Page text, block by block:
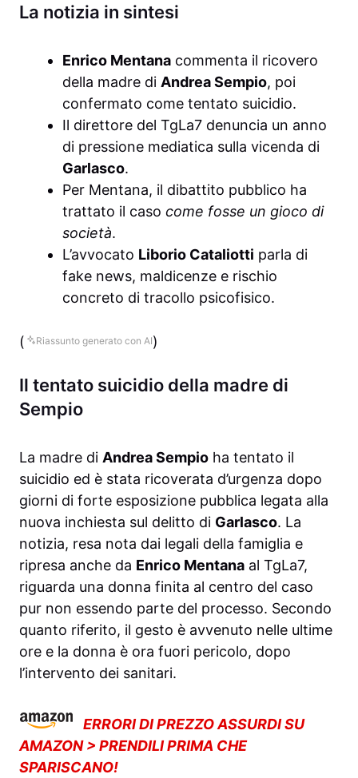
La notizia in sintesi
Enrico Mentana commenta il ricovero
della madre di Andrea Sempio, poi
confermato come tentato suicidio.
Il direttore del TgLa7 denuncia un anno
di pressione mediatica sulla vicenda di
Garlasco.
Per Mentana, il dibattito pubblico ha
trattato il caso come fosse un gioco di
società.
L’avvocato Liborio Cataliotti parla di
fake news, maldicenze e rischio
concreto di tracollo psicofisico.
( Riassunto generato con AI)
Il tentato suicidio della madre di
Sempio
La madre di Andrea Sempio ha tentato il
suicidio ed è stata ricoverata d’urgenza dopo
giorni di forte esposizione pubblica legata alla
nuova inchiesta sul delitto di Garlasco. La
notizia, resa nota dai legali della famiglia e
ripresa anche da Enrico Mentana al TgLa7,
riguarda una donna finita al centro del caso
pur non essendo parte del processo. Secondo
quanto riferito, il gesto è avvenuto nelle ultime
ore e la donna è ora fuori pericolo, dopo
l’intervento dei sanitari.
ERRORI DI PREZZO ASSURDI SU
AMAZON > PRENDILI PRIMA CHE
SPARISCANO!